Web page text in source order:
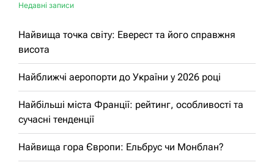
Недавні записи
Найвища точка світу: Еверест та його справжня
висота
Найближчі аеропорти до України у 2026 році
Найбільші міста Франції: рейтинг, особливості та
сучасні тенденції
Найвища гора Європи: Ельбрус чи Монблан?